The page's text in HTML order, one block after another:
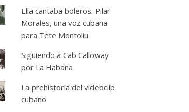
Ella cantaba boleros. Pilar
Morales, una voz cubana
para Tete Montoliu
Siguiendo a Cab Calloway
por La Habana
La prehistoria del videoclip
cubano